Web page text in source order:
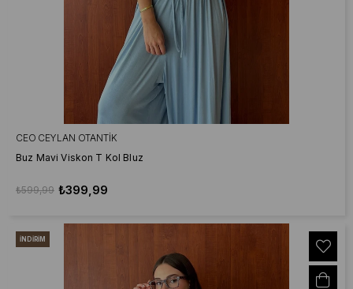
CEO CEYLAN OTANTIK
Buz Mavi Viskon T Kol Bluz
₺399,99
₺599,99
İNDIRIM